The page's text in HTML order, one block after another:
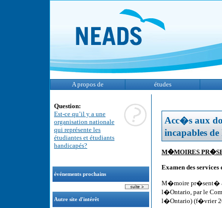
A propos de études
Question:
Est-ce qu’il y a une
organisation nationale
qui représente les
étudiantes et étudiants
handicapés?
événements prochains
Autre site d'intérêt
Acc�s aux
incapables
M�MOIRES
Examen des
M�moire pr�sent�
l�Ontario, par le
l�Ontario) (f�vrier